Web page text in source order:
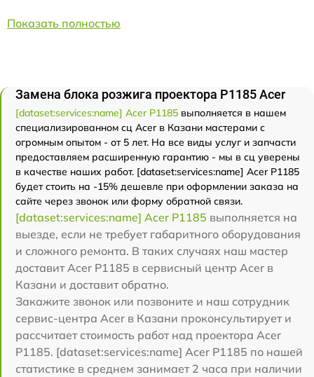
Показать полностью
Замена блока розжига проектора P1185 Acer
[dataset:services:name] Acer P1185 выполняется в нашем
специализированном сц Acer в Казани мастерами с
огромным опытом - от 5 лет. На все виды услуг и запчасти
предоставляем расширенную гарантию - мы в сц уверены
в качестве наших работ. [dataset:services:name] Acer P1185
будет стоить на -15% дешевле при оформлении заказа на
сайте через звонок или форму обратной связи.
[dataset:services:name] Acer P1185 выполняется на
выезде, если не требует габаритного оборудования
и сложного ремонта. В таких случаях наш мастер
доставит Acer P1185 в сервисный центр Acer в
Казани и доставит обратно.
Закажите звонок или позвоните и наш сотрудник
сервис-центра Acer в Казани проконсультирует и
рассчитает стоимость работ над проектора Acer
P1185. [dataset:services:name] Acer P1185 по нашей
статистике в среднем занимает 2 часа при наличии